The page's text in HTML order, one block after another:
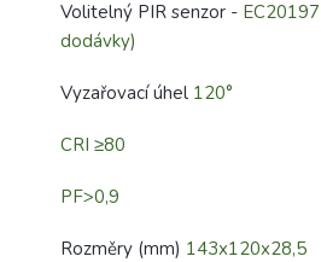
Volitelný PIR senzor -
dodávky)
Vyzařovací úhel 120°
CRI ≥80
PF>0,9
Rozměry (mm) 143x120x28,5